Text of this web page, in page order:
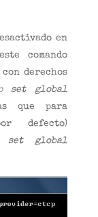
en
comando
derechos
set global
que para
defecto)
global